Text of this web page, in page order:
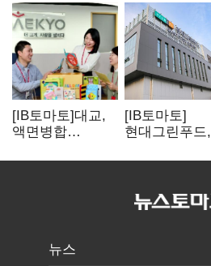
[IB토마토]대교,
액면병합
룰' 경고장…
[IB토마토]
현대그린푸드,
실적 개선에
뉴스